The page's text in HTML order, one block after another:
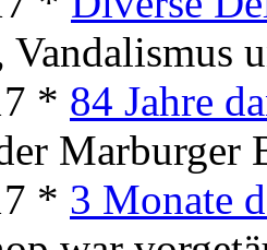
Vandalismus
* 84 Jahre
Marburger
* 3 Monate